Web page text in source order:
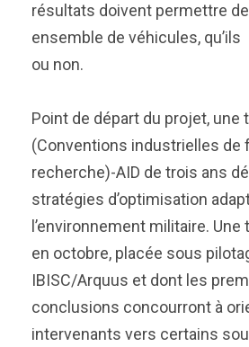
résultats doivent permettre
ensemble de véhicules,
ou non.
Point de départ du projet, une
(Conventions industrielles de
recherche)-AID de trois ans
stratégies d’optimisation
l’environnement militaire.
en octobre, placée sous
IBISC/Arquus et dont les
conclusions concourront à
intervenants vers certains